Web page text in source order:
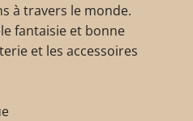
à travers le monde.
fantaisie et bonne
et les accessoires